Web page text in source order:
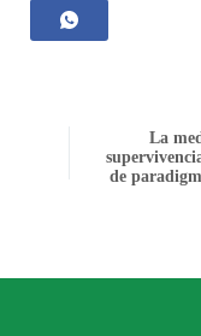
La
de